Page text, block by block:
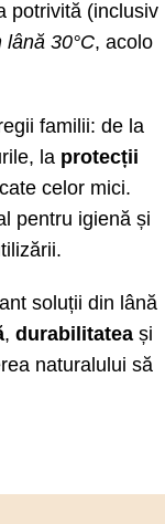
potrivită (inclusiv
30°C, acolo
familii: de la
la protecții
celor mici.
pentru igienă și
soluții din lână
, durabilitatea și
naturalului să